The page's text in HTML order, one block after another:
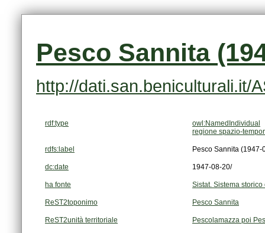
Pesco Sannita
http://dati.san.beniculturali.it/
rdf:type
owl:NamedIndividual
regione spazio-
rdfs:label Pesco Sannita (1947-
dc:date 1947-08-20/
ha fonte Sistat. Sistema
ReST2toponimo Pesco Sannita
ReST2unità territoriale Pescolamazza poi